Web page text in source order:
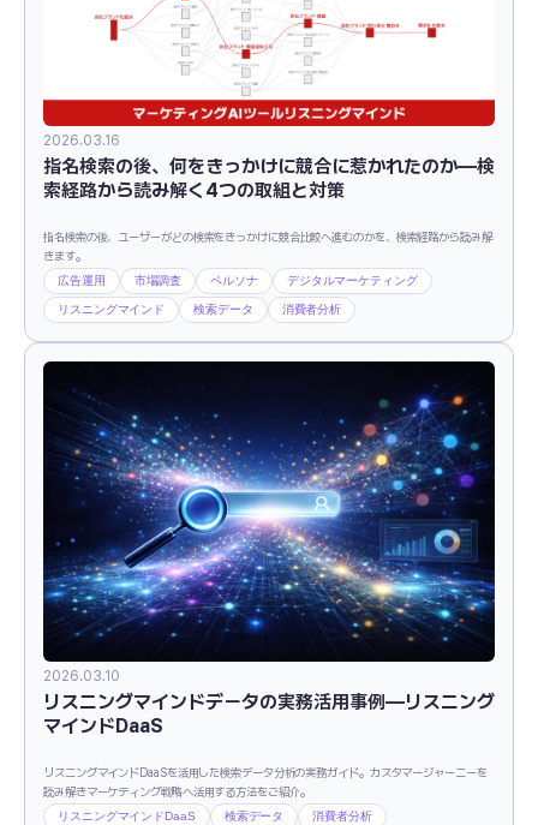
2026.03.16
指名検索の後、何をきっかけに競合に惹かれたのか―検
索経路から読み解く4つの取組と対策
指名検索の後、ユーザーがどの検索をきっかけに競合比較へ進むのかを、検索経路から読み解
きます。
広告運用 市場調査 ペルソナ デジタルマーケティング
リスニングマインド 検索データ 消費者分析
2026.03.10
リスニングマインドデータの実務活用事例―リスニング
マインドDaaS
リスニングマインドDaaSを活用した検索データ分析の実務ガイド。カスタマージャーニーを
読み解きマーケティング戦略へ活用する方法をご紹介。
リスニングマインドDaaS 検索データ 消費者分析